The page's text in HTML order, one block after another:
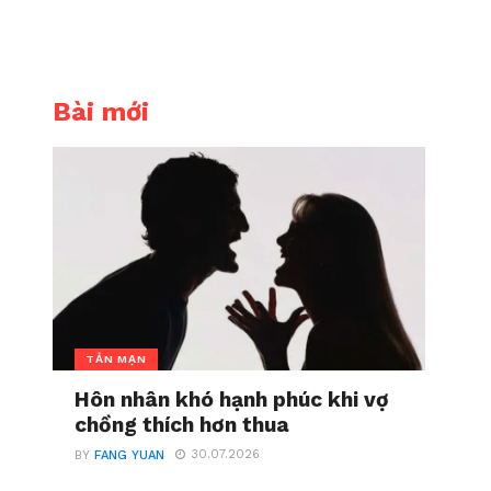
Bài mới
TẢN MẠN
Hôn nhân khó hạnh phúc khi vợ
chồng thích hơn thua
BYFANG YUAN 30.07.2026